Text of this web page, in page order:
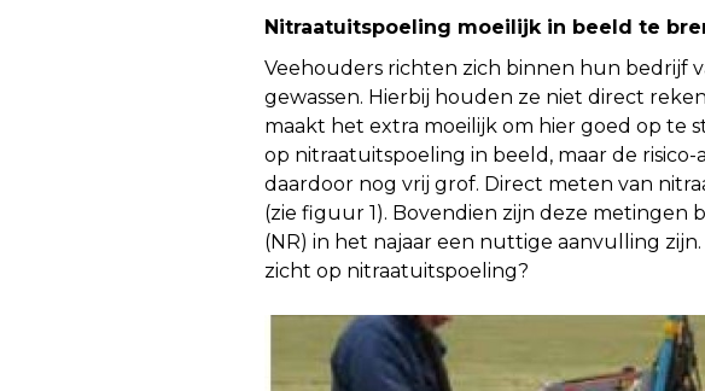
Nitraatuitspoeling moeilijk in beeld te
Veehouders richten zich binnen hun bedrijf
gewassen. Hierbij houden ze niet direct
maakt het extra moeilijk om hier goed op te
op nitraatuitspoeling in beeld, maar de
daardoor nog vrij grof. Direct meten van
(zie figuur 1). Bovendien zijn deze
(NR) in het najaar een nuttige aanvulling
zicht op nitraatuitspoeling?